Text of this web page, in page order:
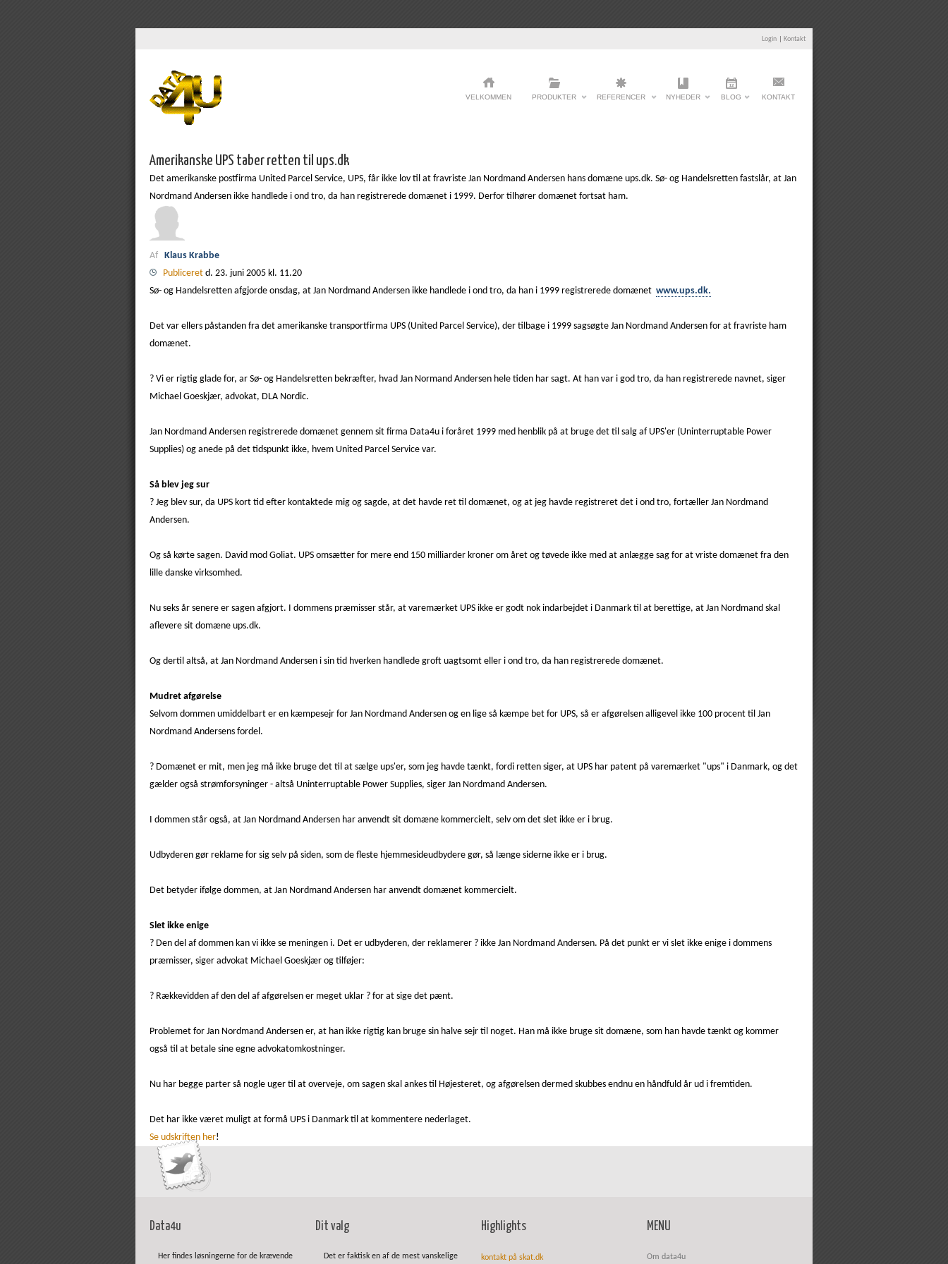
Login Kontakt
VELKOMMEN PRODUKTER REFERENCER NYHEDER BLOG KONTAKT
Amerikanske UPS taber retten til ups.dk
Det amerikanske postfirma United Parcel Service, UPS, får ikke lov til at fravriste Jan Nordmand Andersen hans domæne ups.dk. Sø- og Handelsretten fastslår, at Jan
Nordmand Andersen ikke handlede i ond tro, da han registrerede domænet i 1999. Derfor tilhører domænet fortsat ham.
Af Klaus Krabbe
Publiceret d. 23. juni 2005 kl. 11.20
Sø- og Handelsretten afgjorde onsdag, at Jan Nordmand Andersen ikke handlede i ond tro, da han i 1999 registrerede domænet www.ups.dk.
Det var ellers påstanden fra det amerikanske transportfirma UPS (United Parcel Service), der tilbage i 1999 sagsøgte Jan Nordmand Andersen for at fravriste ham
domænet.
? Vi er rigtig glade for, ar Sø- og Handelsretten bekræfter, hvad Jan Normand Andersen hele tiden har sagt. At han var i god tro, da han registrerede navnet, siger
Michael Goeskjær, advokat, DLA Nordic.
Jan Nordmand Andersen registrerede domænet gennem sit firma Data4u i foråret 1999 med henblik på at bruge det til salg af UPS'er (Uninterruptable Power
Supplies) og anede på det tidspunkt ikke, hvem United Parcel Service var.
Så blev jeg sur
? Jeg blev sur, da UPS kort tid efter kontaktede mig og sagde, at det havde ret til domænet, og at jeg havde registreret det i ond tro, fortæller Jan Nordmand
Andersen.
Og så kørte sagen. David mod Goliat. UPS omsætter for mere end 150 milliarder kroner om året og tøvede ikke med at anlægge sag for at vriste domænet fra den
lille danske virksomhed.
Nu seks år senere er sagen afgjort. I dommens præmisser står, at varemærket UPS ikke er godt nok indarbejdet i Danmark til at berettige, at Jan Nordmand skal
aflevere sit domæne ups.dk.
Og dertil altså, at Jan Nordmand Andersen i sin tid hverken handlede groft uagtsomt eller i ond tro, da han registrerede domænet.
Mudret afgørelse
Selvom dommen umiddelbart er en kæmpesejr for Jan Nordmand Andersen og en lige så kæmpe bet for UPS, så er afgørelsen alligevel ikke 100 procent til Jan
Nordmand Andersens fordel.
? Domænet er mit, men jeg må ikke bruge det til at sælge ups'er, som jeg havde tænkt, fordi retten siger, at UPS har patent på varemærket "ups" i Danmark, og det
gælder også strømforsyninger - altså Uninterruptable Power Supplies, siger Jan Nordmand Andersen.
I dommen står også, at Jan Nordmand Andersen har anvendt sit domæne kommercielt, selv om det slet ikke er i brug.
Udbyderen gør reklame for sig selv på siden, som de fleste hjemmesideudbydere gør, så længe siderne ikke er i brug.
Det betyder ifølge dommen, at Jan Nordmand Andersen har anvendt domænet kommercielt.
Slet ikke enige
? Den del af dommen kan vi ikke se meningen i. Det er udbyderen, der reklamerer ? ikke Jan Nordmand Andersen. På det punkt er vi slet ikke enige i dommens
præmisser, siger advokat Michael Goeskjær og tilføjer:
? Rækkevidden af den del af afgørelsen er meget uklar ? for at sige det pænt.
Problemet for Jan Nordmand Andersen er, at han ikke rigtig kan bruge sin halve sejr til noget. Han må ikke bruge sit domæne, som han havde tænkt og kommer
også til at betale sine egne advokatomkostninger.
Nu har begge parter så nogle uger til at overveje, om sagen skal ankes til Højesteret, og afgørelsen dermed skubbes endnu en håndfuld år ud i fremtiden.
Det har ikke været muligt at formå UPS i Danmark til at kommentere nederlaget.
Se udskriften her!
Data4u
Her findes løsningerne for de krævende
Dit valg
Det er faktisk en af de mest vanskelige
Highlights
kontakt på skat.dk
MENU
Om data4u